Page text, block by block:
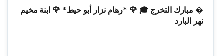
� مبارك التخرج 🎓 🌹 *رهام نزار أبو حيط* 🌹 ابنة مخيم
نهر البارد